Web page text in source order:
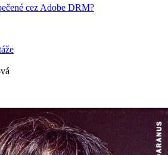
cez Adobe DRM?